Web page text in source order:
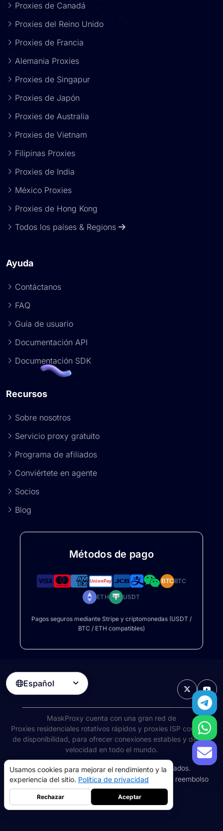
Proxies de Canadá
Proxies del Reino Unido
Proxies de Francia
Alemania Proxies
Proxies de Singapur
Proxies de Japón
Proxies de Australia
Proxies de Vietnam
Filipinas Proxies
Proxies de India
México Proxies
Proxies de Hong Kong
Todos los países & Regions
Ayuda
Contáctanos
FAQ
Guía de usuario
Documentación API
Documentación SDK
Recursos
Sobre nosotros
Servicio proxy gratuito
Programa de afiliados
Conviértete en agente
Socios
Blog
Métodos de pago
BTCBTC
ETH USDT
Pagos seguros mediante Stripe y criptomonedas (USDT /
BTC / ETH compatibles)
Español 
MaskProxy cuenta con una gran red de
Proxies residenciales rotativosrápidos y proxies ISP con 99%
de disponibilidad, para ofrecer conexiones estables y de alta
velocidad en todo el mundo.
©2026AIWAY LIMITED. Todos los derechos reservados.
Términos de servicioPolítica de privacidadPolítica de reembolso
Política de cookies
Usamos cookies para mejorar el rendimiento y la
experiencia del sitio. Política de privacidad
Rechazar Aceptar